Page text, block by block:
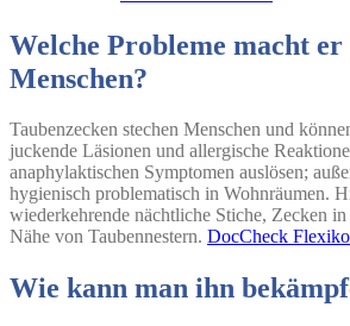
Welche Probleme macht er
Menschen?
Taubenzecken stechen Menschen und
juckende Läsionen und allergische
anaphylaktischen Symptomen auslösen;
hygienisch problematisch in Wohnräumen.
wiederkehrende nächtliche Stiche, Zecken
Nähe von Taubennestern. DocCheck
Wie kann man ihn